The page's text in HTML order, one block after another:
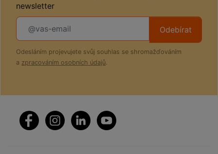
newsletter
Odebírat
Odesláním projevujete svůj souhlas se shromažďováním
a zpracováním osobních údajů.